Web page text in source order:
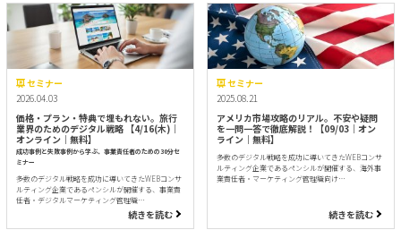
セミナー
2026.04.03
価格・プラン・特典で埋もれない。旅行
業界のためのデジタル戦略 【4/16(木)｜
オンライン｜無料】
成功事例と失敗事例から学ぶ、事業責任者のための30分セ
ミナー
多数のデジタル戦略を成功に導いてきたWEBコンサ
ルティング企業であるペンシルが開催する、事業責
任者・デジタルマーケティング管理職…
続きを読む
セミナー
2025.08.21
アメリカ市場攻略のリアル。不安や疑問
を一問一答で徹底解説！【09/03｜オン
ライン｜無料】
多数のデジタル戦略を成功に導いてきたWEBコンサ
ルティング企業であるペンシルが開催する、海外事
業責任者・マーケティング管理職向け…
続きを読む